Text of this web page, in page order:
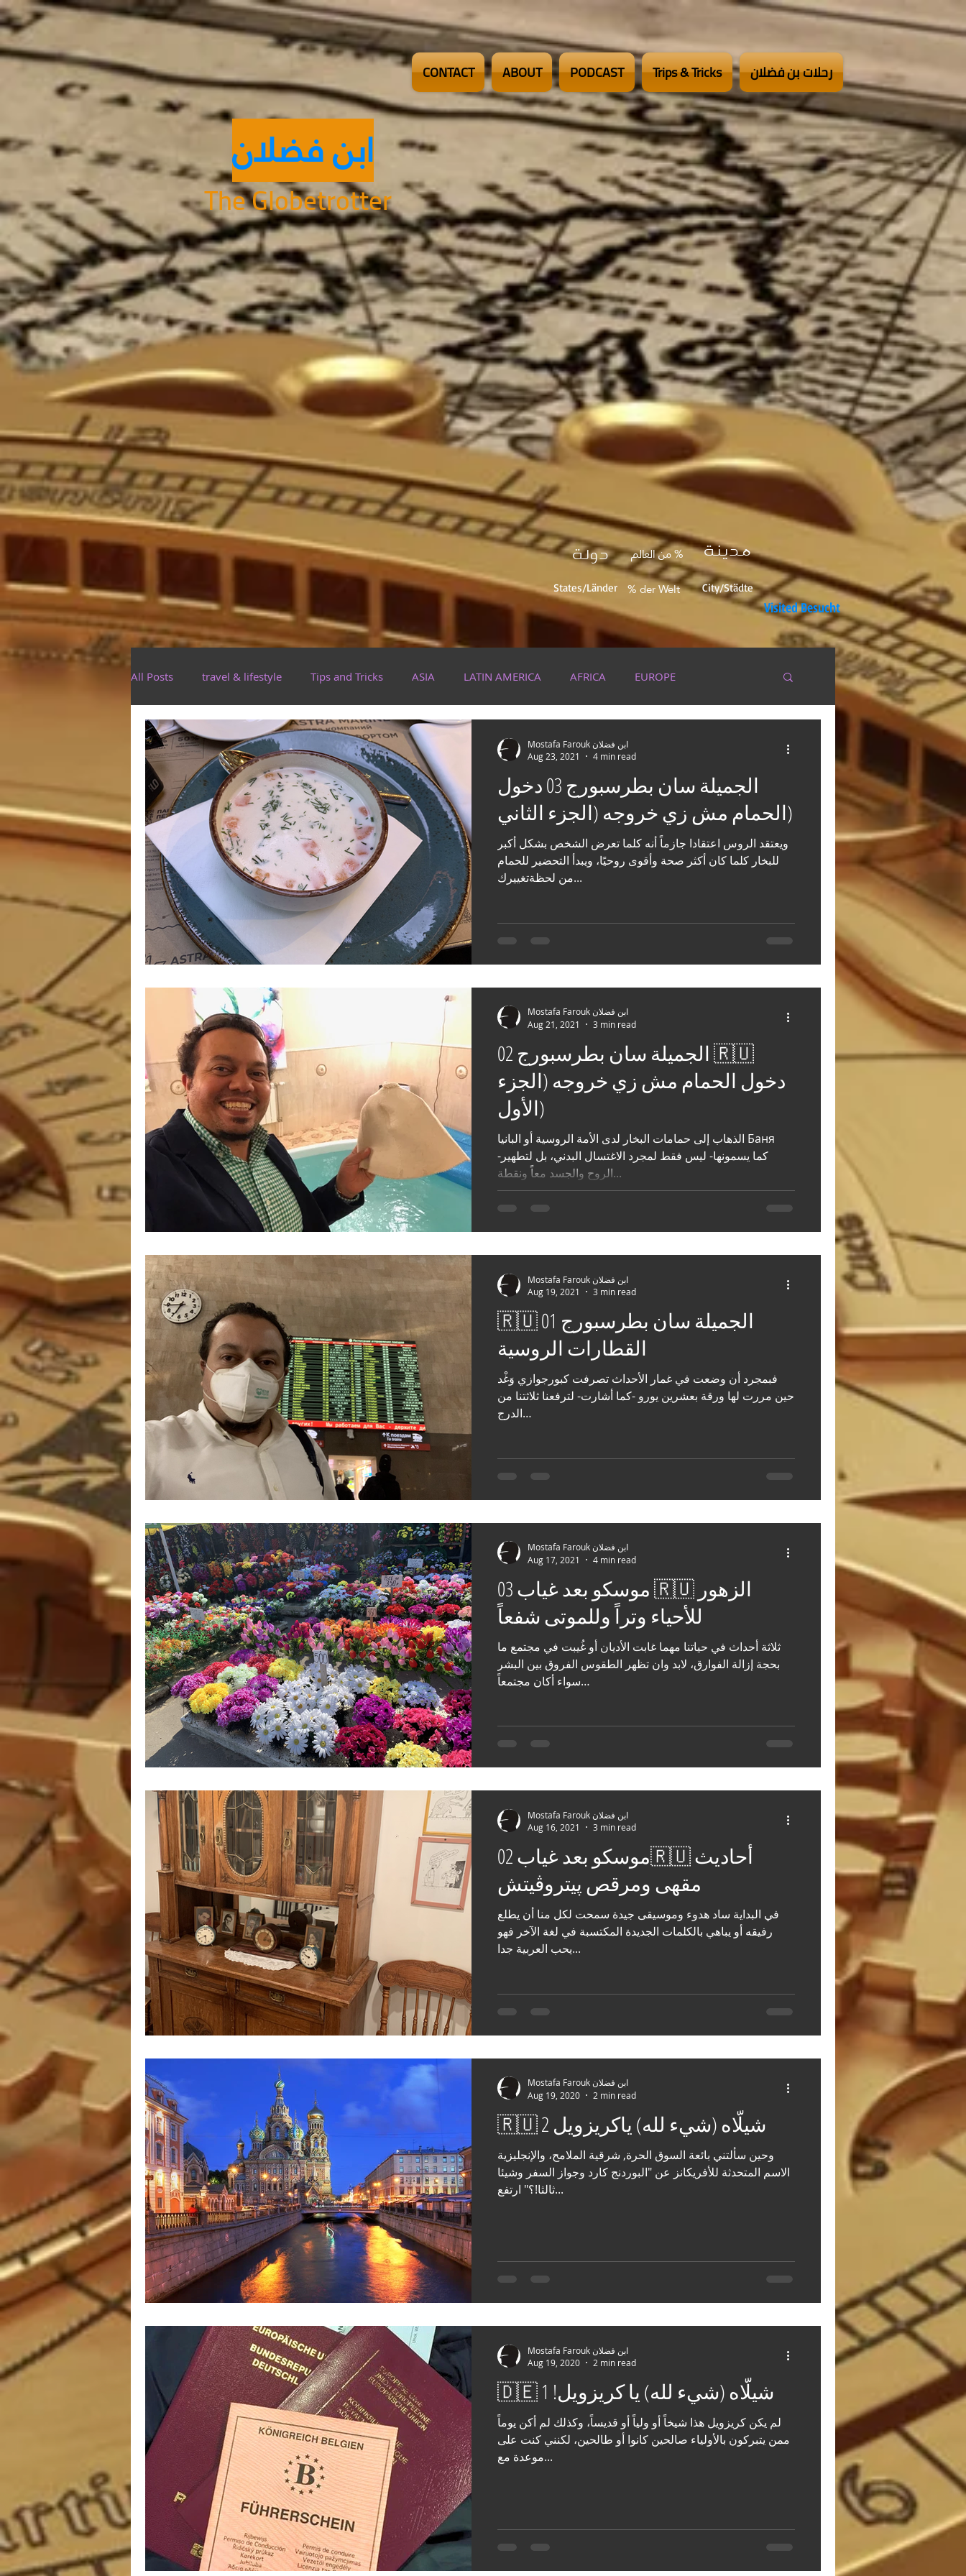
The Globetrotter
ابن فضلان
رحلات بن فضلان Trips & Tricks
PODCAST
ABOUT
CONTACT
% من العالم مدينة دولة
City/Städte
% der Welt
States/Länder
Visited Besucht
All Posts travel & lifestyle Tips and Tricks ASIA LATIN AMERICA AFRICA EUROPE
GermanyBeNeLux CARIBBEAN PACIFIC
الجميلة سان بطرسبورج 03 دخول
الحمام مش زي خروجه (الجزء الثاني)
ويعتقد الروس اعتقادا جازماً أنه كلما تعرض الشخص بشكل أكبر
للبخار كلما كان أكثر صحة وأقوى روحيًا، ويبدأ التحضير للحمام
من لحظةتغييرك...
Mostafa Farouk ابن فضلان
Aug 23, 2021
4 min read
الجميلة سان بطرسبورج 02 🇷🇺
دخول الحمام مش زي خروجه (الجزء
الأول)
الذهاب إلى حمامات البخار لدى الأمة الروسية أو البانيا Баня
-كما يسمونها- ليس فقط لمجرد الاغتسال البدني، بل لتطهير
الروح والجسد معاً ونقطة...
Mostafa Farouk ابن فضلان
Aug 21, 2021
3 min read
🇷🇺 الجميلة سان بطرسبورج 01
القطارات الروسية
فبمجرد أن وضعت في غمار الأحداث تصرفت كبورجوازي وَغْد
حين مررت لها ورقة بعشرين يورو -كما أشارت- لترفعنا ثلاثتنا من
الدرج…
Mostafa Farouk ابن فضلان
Aug 19, 2021
3 min read
موسكو بعد غياب 03 🇷🇺 الزهور
للأحياء وتراً وللموتى شفعاً
ثلاثة أحداث في حياتنا مهما غابت الأديان أو غُيبت في مجتمع ما
بحجة إزالة الفوارق، لابد وان تظهر الطقوس الفروق بين البشر
سواء أكان مجتمعاً…
Mostafa Farouk ابن فضلان
Aug 17, 2021
4 min read
موسكو بعد غياب 02🇷🇺 أحاديث
مقهى ومرقص پيتروڤيتش
في البداية ساد هدوء وموسيقى جيدة سمحت لكل منا أن يطلع
رفيقه أو يباهي بالكلمات الجديدة المكتسبة في لغة الآخر فهو
يحب العربية جدا...
Mostafa Farouk ابن فضلان
Aug 16, 2021
3 min read
🇷🇺 شيلّاه (شيء لله) ياكريزويل 2
وحين سألتني بائعة السوق الحرة, شرقية الملامح، والإنجليزية
الاسم المتحدثة للأفريكانز عن "البوردنج كارد وجواز السفر وشيئا
ثالثا!؟" ارتفع...
Mostafa Farouk ابن فضلان
Aug 19, 2020
2 min read
🇩🇪 شيلّاه (شيء لله) يا كريزويل! 1
لم يكن كريزويل هذا شيخاً أو ولياً أو قديساً، وكذلك لم أكن يوماً
ممن يتبركون بالأولياء صالحين كانوا أو طالحين، لكنني كنت على
موعدة مع...
Mostafa Farouk ابن فضلان
Aug 19, 2020
2 min read